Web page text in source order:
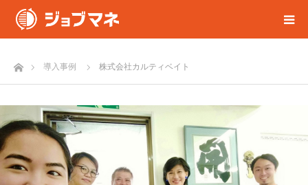
ホーム導入事例 株式会社カルティベイト